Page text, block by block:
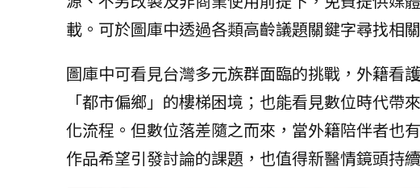
載。可於圖庫中透過各類高齡議題關鍵字尋找相
圖庫中可看見台灣多元族群面臨的挑戰，外籍看
「都市偏鄉」的樓梯困境；也能看見數位時代
化流程。但數位落差隨之而來，當外籍陪伴者也
作品希望引發討論的課題，也值得新醫情鏡頭持